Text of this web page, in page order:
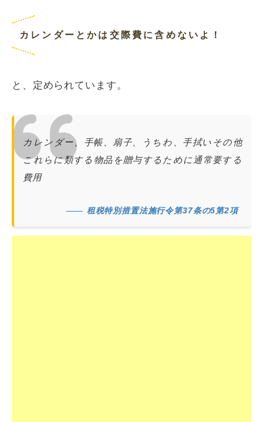
カレンダーとかは交際費に含めないよ！
と、定められています。
カレンダー、手帳、扇子、うちわ、手拭いその他
これらに類する物品を贈与するために通常要する
費用
租税特別措置法施行令第37条の5第2項